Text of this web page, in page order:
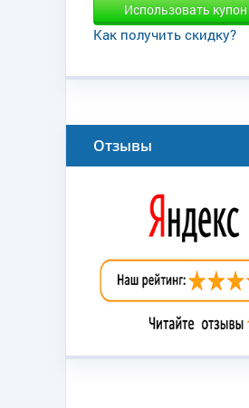
Использовать купон
Как получить скидку?
Отзывы